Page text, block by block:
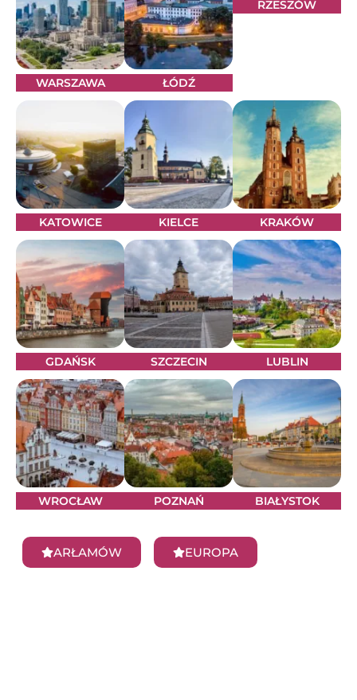
WARSZAWA ŁÓDŹ
RZESZÓW
KATOWICE KIELCE KRAKÓW
GDAŃSK SZCZECIN LUBLIN
WROCŁAW POZNAŃ BIAŁYSTOK
ARŁAMÓW EUROPA